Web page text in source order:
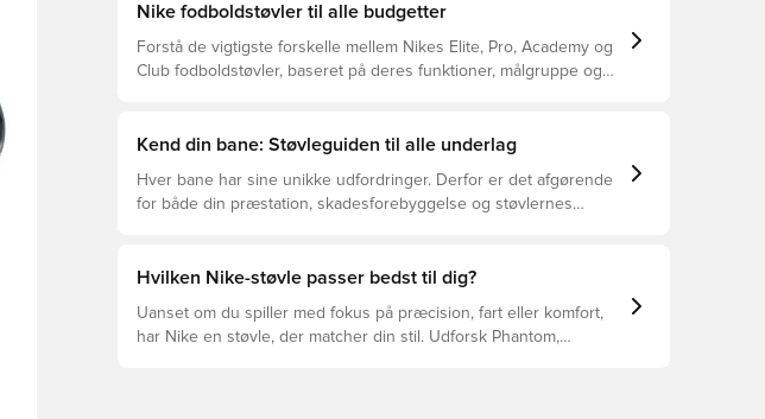
Nike fodboldstøvler til alle budgetter
Forstå de vigtigste forskelle mellem Nikes Elite, Pro, Academy og
Club fodboldstøvler, baseret på deres funktioner, målgruppe og
Kend din bane: Støvleguiden til alle underlag
Hver bane har sine unikke udfordringer. Derfor er det afgørende
for både din præstation, skadesforebyggelse og støvlernes
forskellige typer underlag.
Hvilken Nike-støvle passer bedst til dig?
Uanset om du spiller med fokus på præcision, fart eller komfort,
har Nike en støvle, der matcher din stil. Udforsk Phantom,